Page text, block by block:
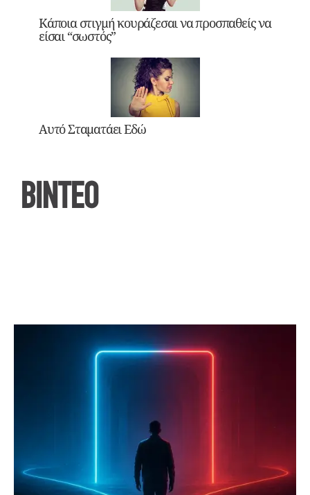
Κάποια στιγμή κουράζεσαι να προσπαθείς να
είσαι “σωστός”
Αυτό Σταματάει Εδώ
ΒΙΝΤΕΟ